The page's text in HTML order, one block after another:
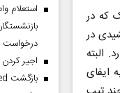
که در
در
البته
ایفای
درخواست
اجیر